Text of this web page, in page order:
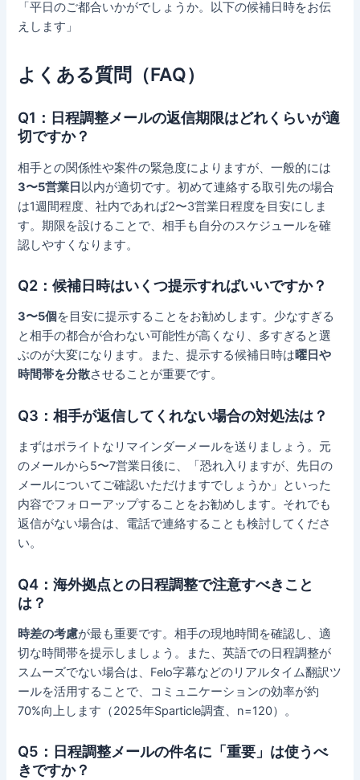
「平日のご都合いかがでしょうか。以下の候補日時をお伝
えします」
よくある質問（FAQ）
Q1：日程調整メールの返信期限はどれくらいが適
切ですか？
相手との関係性や案件の緊急度によりますが、一般的には
3〜5営業日 以内が適切です。初めて連絡する取引先の場合
は1週間程度、社内であれば2〜3営業日程度を目安にしま
す。期限を設けることで、相手も自分のスケジュールを確
認しやすくなります。
Q2：候補日時はいくつ提示すればいいですか？
3〜5個 を目安に提示することをお勧めします。少なすぎる
と相手の都合が合わない可能性が高くなり、多すぎると選
ぶのが大変になります。また、提示する候補日時は曜日や
時間帯を分散させることが重要です。
Q3：相手が返信してくれない場合の対処法は？
まずはポライトなリマインダーメールを送りましょう。元
のメールから5〜7営業日後に、「恐れ入りますが、先日の
メールについてご確認いただけますでしょうか」といった
内容でフォローアップすることをお勧めします。それでも
返信がない場合は、電話で連絡することも検討してくださ
い。
Q4：海外拠点との日程調整で注意すべきこと
は？
時差の考慮が最も重要です。相手の現地時間を確認し、適
切な時間帯を提示しましょう。また、英語での日程調整が
スムーズでない場合は、Felo字幕などのリアルタイム翻訳ツ
ールを活用することで、コミュニケーションの効率が約
70%向上します（2025年Sparticle調査、n=120）。
Q5：日程調整メールの件名に「重要」は使うべ
きですか？